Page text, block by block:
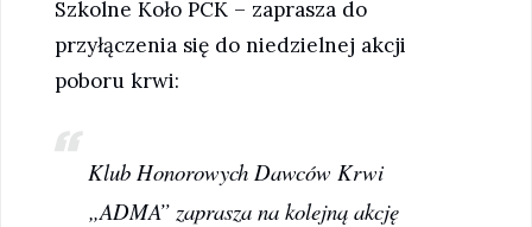
Szkolne Koło PCK – zaprasza do
przyłączenia się do niedzielnej akcji
poboru krwi:
Klub Honorowych Dawców Krwi
„ADMA” zaprasza na kolejną akcję